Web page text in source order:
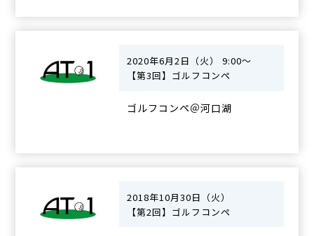
2020年6月2日（火） 9:00～
【第3回】ゴルフコンペ
ゴルフコンペ＠河口湖
2018年10月30日（火）
【第2回】ゴルフコンペ